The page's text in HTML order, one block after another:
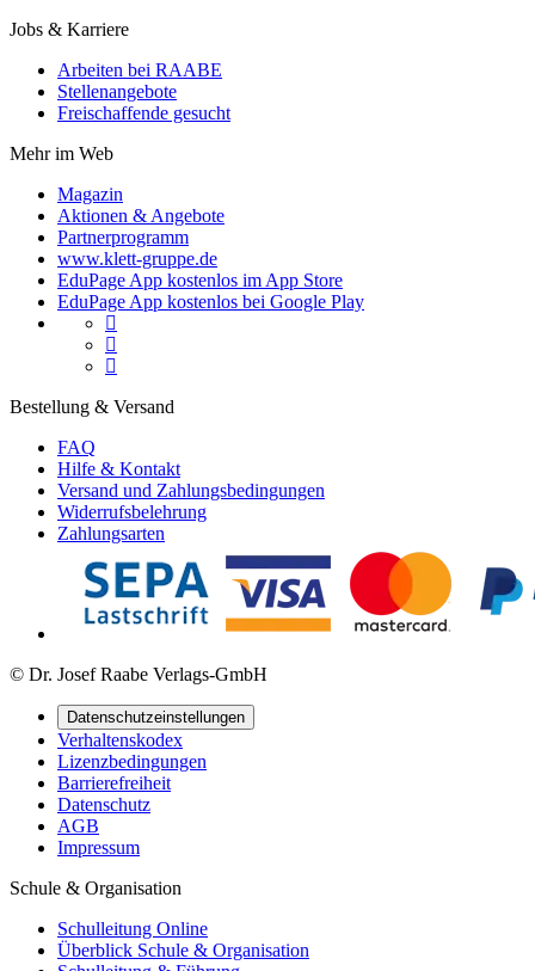
Jobs & Karriere
Arbeiten bei RAABE
Stellenangebote
Freischaffende gesucht
Mehr im Web
Magazin
Aktionen & Angebote
Partnerprogramm
www.klett-gruppe.de
EduPage App kostenlos im App Store
EduPage App kostenlos bei Google Play



Bestellung & Versand
FAQ
Hilfe & Kontakt
Versand und Zahlungsbedingungen
Widerrufsbelehrung
Zahlungsarten
© Dr. Josef Raabe Verlags-GmbH
Datenschutzeinstellungen
Verhaltenskodex
Lizenzbedingungen
Barrierefreiheit
Datenschutz
AGB
Impressum
Schule & Organisation
Schulleitung Online
Überblick Schule & Organisation